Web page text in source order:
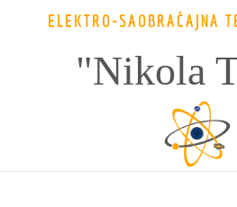
ELEKTRO-SAOBRAĆAJNA
"Nikola